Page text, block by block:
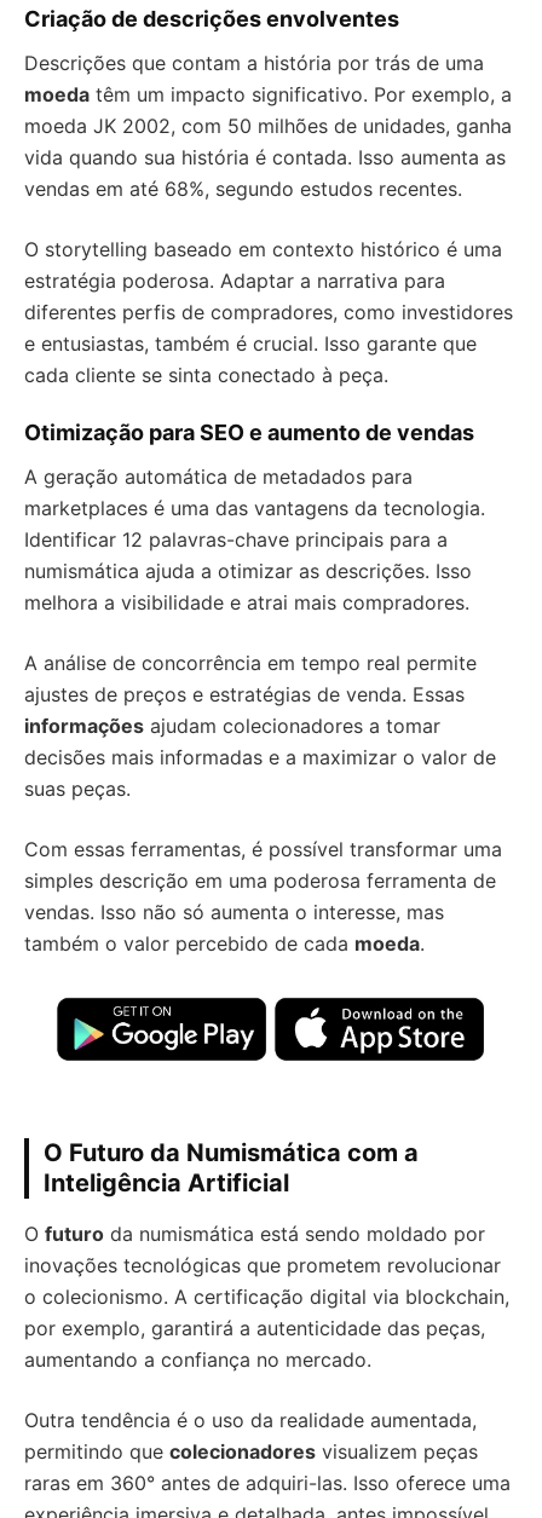
Criação de descrições envolventes
Descrições que contam a história por trás de uma
moeda têm um impacto significativo. Por exemplo, a
moeda JK 2002, com 50 milhões de unidades, ganha
vida quando sua história é contada. Isso aumenta as
vendas em até 68%, segundo estudos recentes.
O storytelling baseado em contexto histórico é uma
estratégia poderosa. Adaptar a narrativa para
diferentes perfis de compradores, como investidores
e entusiastas, também é crucial. Isso garante que
cada cliente se sinta conectado à peça.
Otimização para SEO e aumento de vendas
A geração automática de metadados para
marketplaces é uma das vantagens da tecnologia.
Identificar 12 palavras-chave principais para a
numismática ajuda a otimizar as descrições. Isso
melhora a visibilidade e atrai mais compradores.
A análise de concorrência em tempo real permite
ajustes de preços e estratégias de venda. Essas
informações ajudam colecionadores a tomar
decisões mais informadas e a maximizar o valor de
suas peças.
Com essas ferramentas, é possível transformar uma
simples descrição em uma poderosa ferramenta de
vendas. Isso não só aumenta o interesse, mas
também o valor percebido de cada moeda.
O Futuro da Numismática com a
Inteligência Artificial
O futuro da numismática está sendo moldado por
inovações tecnológicas que prometem revolucionar
o colecionismo. A certificação digital via blockchain,
por exemplo, garantirá a autenticidade das peças,
aumentando a confiança no mercado.
Outra tendência é o uso da realidade aumentada,
permitindo que colecionadores visualizem peças
raras em 360° antes de adquiri-las. Isso oferece uma